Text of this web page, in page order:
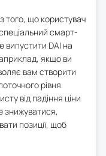
того, що користувач
смарт-
випустити DAI на
якщо ви
вам створити
рівня
від падіння ціни
знижуватися,
позиції, щоб